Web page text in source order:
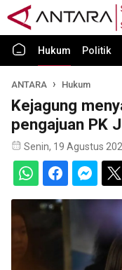
Hukum Politik
ANTARA Hukum
Kejagung
pengajuan PK
Senin, 19 Agustus